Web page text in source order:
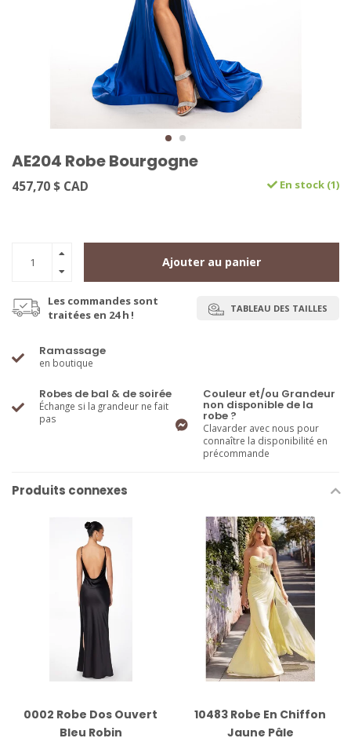
AE204 Robe Bourgogne
457,70 $ CAD En stock (1)
Ajouter au panier
Les commandes sont
traitées en 24 h !
TABLEAU DES TAILLES
Ramassage
en boutique
Robes de bal & de soirée
Échange si la grandeur ne fait
pas
Couleur et/ou Grandeur
non disponible de la
robe ?
Clavarder avec nous pour
connaître la disponibilité en
précommande
Produits connexes
0002 Robe Dos Ouvert
Bleu Robin
10483 Robe En Chiffon
Jaune Pâle